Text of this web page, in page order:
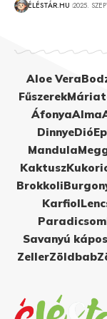
ÉLÉSTÁR.HU 2025.
Aloe Vera
Fűszerek
ÁfonyaAlma
DinnyeDió
Mandula
Kaktusz
Brokkoli
Karfiol
Paradicsom
Savanyú
ZellerZöldbab